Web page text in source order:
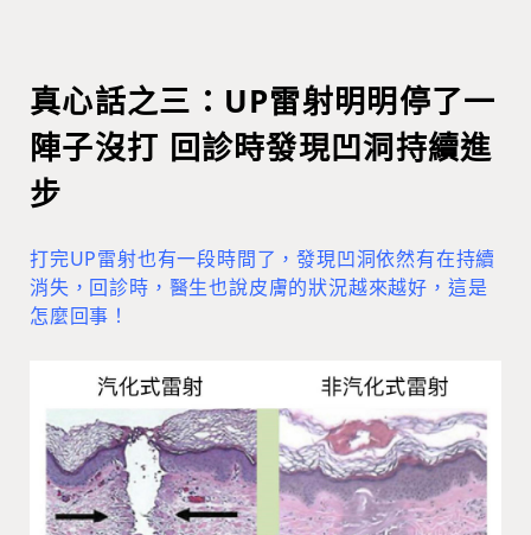
真心話之三：UP雷射明明停了一
陣子沒打 回診時發現凹洞持續進
步
打完UP雷射也有一段時間了，發現凹洞依然有在持續
消失，回診時，醫生也說皮膚的狀況越來越好，這是
怎麼回事！